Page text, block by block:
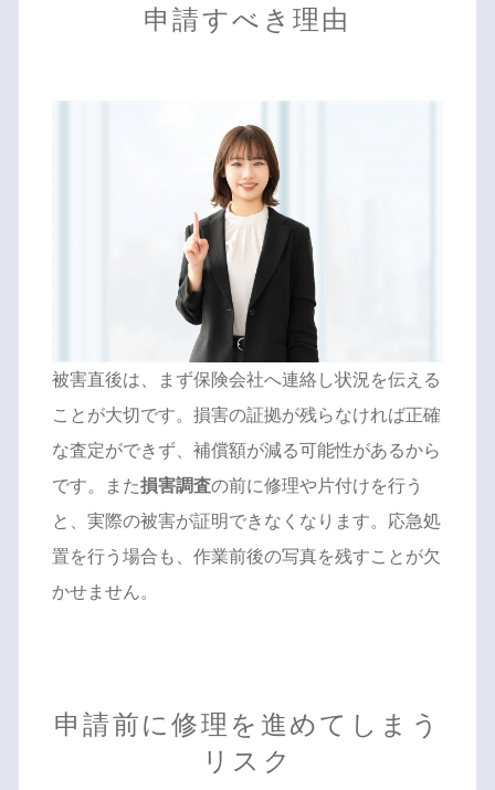
申請すべき理由
被害直後は、まず保険会社へ連絡し状況を伝える
ことが大切です。損害の証拠が残らなければ正確
な査定ができず、補償額が減る可能性があるから
です。また損害調査の前に修理や片付けを行う
と、実際の被害が証明できなくなります。応急処
置を行う場合も、作業前後の写真を残すことが欠
かせません。
申請前に修理を進めてしまう
リスク